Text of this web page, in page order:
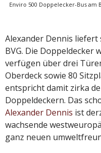
Enviro 500 Doppelecker-Bus
Alexander Dennis liefert
BVG. Die Doppeldecker
verfügen über drei
Oberdeck sowie 80
entspricht damit zirka
Doppeldeckern. Das
Alexander Dennis ist
wachsende
ganz neuen